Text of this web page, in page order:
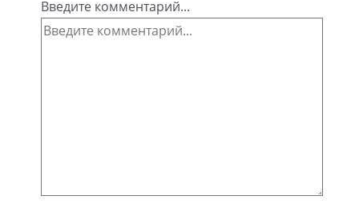
Введите комментарий...